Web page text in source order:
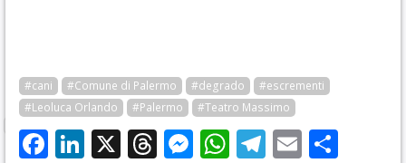
#cani #Comune di Palermo #degrado
#escrementi
#Leoluca Orlando
#Palermo #Teatro Massimo
Facebook
LinkedIn
X Threads
Messenger
WhatsApp
Telegram
Email